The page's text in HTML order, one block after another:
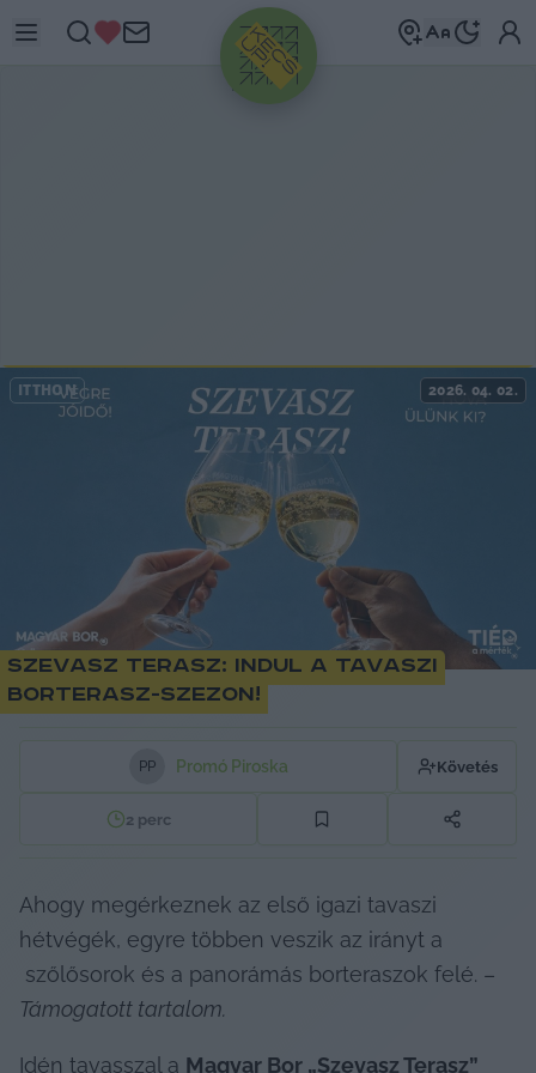
HIRDETÉS
ITTHON 2026. 04. 02.
Szevasz Terasz: Indul a tavaszi
borterasz-szezon!
PP Promó Piroska Követés
2 perc
Ahogy megérkeznek az első igazi tavaszi
hétvégék, egyre többen veszik az irányt a
Támogatott tartalom.
Idén tavasszal a Magyar Bor „Szevasz Terasz”